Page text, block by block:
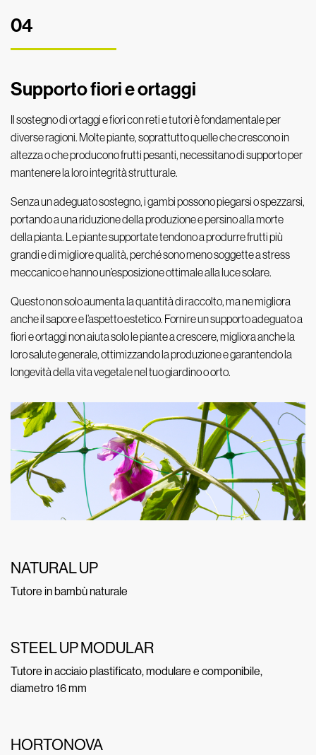
04
Supporto fiori e ortaggi
Il sostegno di ortaggi e fiori con reti e tutori è fondamentale per
diverse ragioni. Molte piante, soprattutto quelle che crescono in
altezza o che producono frutti pesanti, necessitano di supporto per
mantenere la loro integrità strutturale.
Senza un adeguato sostegno, i gambi possono piegarsi o spezzarsi,
portando a una riduzione della produzione e persino alla morte
della pianta. Le piante supportate tendono a produrre frutti più
grandi e di migliore qualità, perché sono meno soggette a stress
meccanico e hanno un’esposizione ottimale alla luce solare.
Questo non solo aumenta la quantità di raccolto, ma ne migliora
anche il sapore e l’aspetto estetico. Fornire un supporto adeguato a
fiori e ortaggi non aiuta solo le piante a crescere, migliora anche la
loro salute generale, ottimizzando la produzione e garantendo la
longevità della vita vegetale nel tuo giardino o orto.
NATURAL UP
Tutore in bambù naturale
STEEL UP MODULAR
Tutore in acciaio plastificato, modulare e componibile,
diametro 16 mm
HORTONOVA